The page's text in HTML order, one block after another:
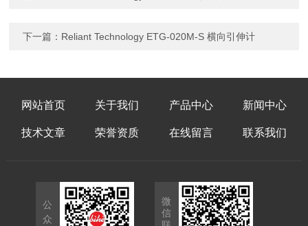
下一篇： Reliant Technology ETG-020M-S 横向引伸计
网站首页 关于我们 产品中心 新闻中心
技术文章 荣誉资质 在线留言 联系我们
公
众
微
信